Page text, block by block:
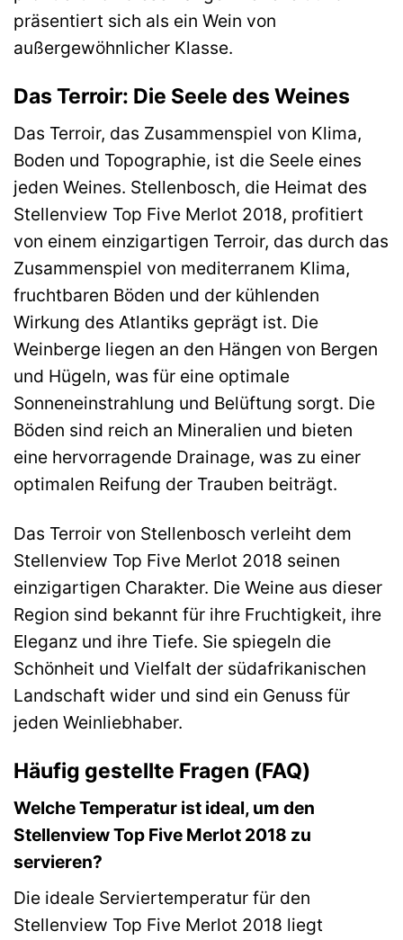
präsentiert sich als ein Wein von
außergewöhnlicher Klasse.
Das Terroir: Die Seele des Weines
Das Terroir, das Zusammenspiel von Klima,
Boden und Topographie, ist die Seele eines
jeden Weines. Stellenbosch, die Heimat des
Stellenview Top Five Merlot 2018, profitiert
von einem einzigartigen Terroir, das durch das
Zusammenspiel von mediterranem Klima,
fruchtbaren Böden und der kühlenden
Wirkung des Atlantiks geprägt ist. Die
Weinberge liegen an den Hängen von Bergen
und Hügeln, was für eine optimale
Sonneneinstrahlung und Belüftung sorgt. Die
Böden sind reich an Mineralien und bieten
eine hervorragende Drainage, was zu einer
optimalen Reifung der Trauben beiträgt.
Das Terroir von Stellenbosch verleiht dem
Stellenview Top Five Merlot 2018 seinen
einzigartigen Charakter. Die Weine aus dieser
Region sind bekannt für ihre Fruchtigkeit, ihre
Eleganz und ihre Tiefe. Sie spiegeln die
Schönheit und Vielfalt der südafrikanischen
Landschaft wider und sind ein Genuss für
jeden Weinliebhaber.
Häufig gestellte Fragen (FAQ)
Welche Temperatur ist ideal, um den
Stellenview Top Five Merlot 2018 zu
servieren?
Die ideale Serviertemperatur für den
Stellenview Top Five Merlot 2018 liegt